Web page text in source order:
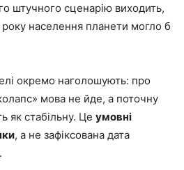
штучного сценарію виходить,
населення планети могло б
окремо наголошують: про
мова не йде, а поточну
як стабільну. Це умовні
, а не зафіксована дата